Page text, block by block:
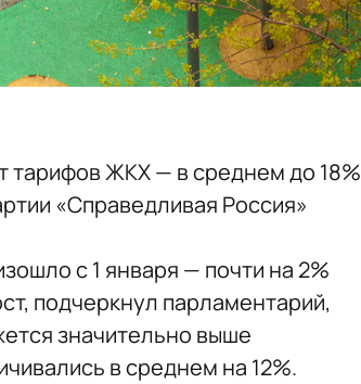
тарифов ЖКХ — в среднем до 18%
«Справедливая Россия»
с 1 января — почти на 2%
подчеркнул парламентарий,
значительно выше
в среднем на 12%.